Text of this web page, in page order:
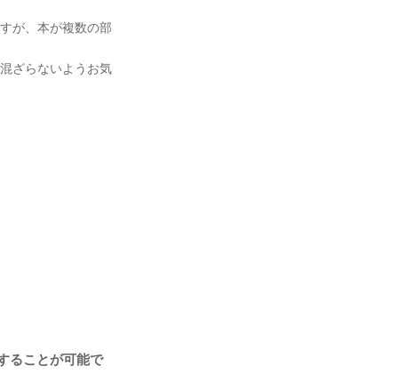
が、本が複数の部
ざらないようお気
ることが可能で